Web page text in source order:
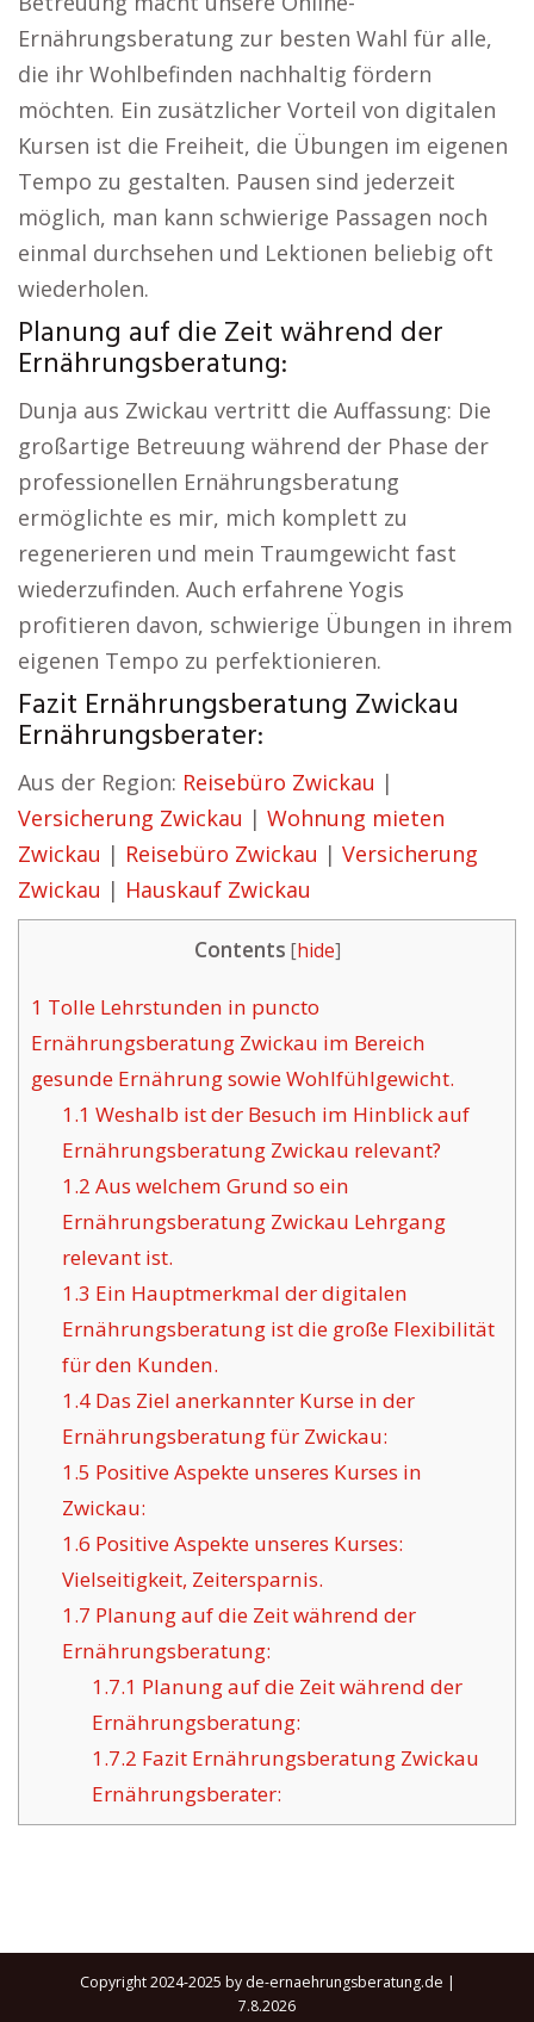
Ernährungsberatung zur besten Wahl für alle,
die ihr Wohlbefinden nachhaltig fördern
möchten. Ein zusätzlicher Vorteil von digitalen
Kursen ist die Freiheit, die Übungen im eigenen
Tempo zu gestalten. Pausen sind jederzeit
möglich, man kann schwierige Passagen noch
einmal durchsehen und Lektionen beliebig oft
wiederholen.
Planung auf die Zeit während der
Ernährungsberatung:
Dunja aus Zwickau vertritt die Auffassung: Die
großartige Betreuung während der Phase der
professionellen Ernährungsberatung
ermöglichte es mir, mich komplett zu
regenerieren und mein Traumgewicht fast
wiederzufinden. Auch erfahrene Yogis
profitieren davon, schwierige Übungen in ihrem
eigenen Tempo zu perfektionieren.
Fazit Ernährungsberatung Zwickau
Ernährungsberater:
Aus der Region: Reisebüro Zwickau |
Versicherung Zwickau | Wohnung mieten
Zwickau | Reisebüro Zwickau | Versicherung
Zwickau | Hauskauf Zwickau
Contents [hide]
1 Tolle Lehrstunden in puncto
Ernährungsberatung Zwickau im Bereich
gesunde Ernährung sowie Wohlfühlgewicht.
1.1 Weshalb ist der Besuch im Hinblick auf
Ernährungsberatung Zwickau relevant?
1.2 Aus welchem Grund so ein
Ernährungsberatung Zwickau Lehrgang
relevant ist.
1.3 Ein Hauptmerkmal der digitalen
Ernährungsberatung ist die große Flexibilität
für den Kunden.
1.4Das Ziel anerkannter Kurse in der
Ernährungsberatung für Zwickau:
1.5 Positive Aspekte unseres Kurses in
Zwickau:
1.6 Positive Aspekte unseres Kurses:
Vielseitigkeit, Zeitersparnis.
1.7 Planung auf die Zeit während der
Ernährungsberatung:
1.7.1 Planung auf die Zeit während der
Ernährungsberatung:
1.7.2 Fazit Ernährungsberatung Zwickau
Ernährungsberater:
Copyright 2024-2025 by de-ernaehrungsberatung.de |
7.8.2026